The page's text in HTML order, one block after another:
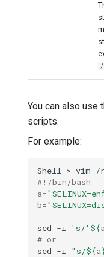
You can also use
scripts.
For example:
Shell > vim
#!/bin/bash
a=
b=
sed -i 's/' ${a
# or
sed -i "s/${a